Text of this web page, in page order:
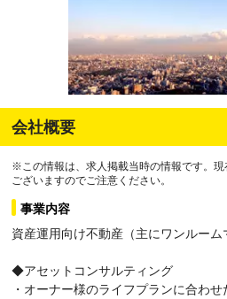
会社概要
※この情報は、求人掲載当時の情報です。
ございますのでご注意ください。
事業内容
資産運用向け不動産（主にワンルー
◆アセットコンサルティング
・オーナー様のライフプランに合わ